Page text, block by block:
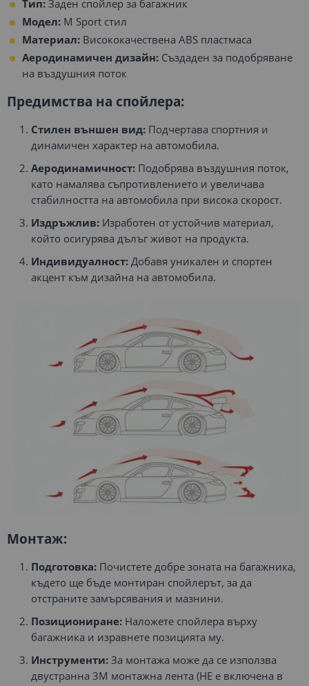
Тип: Заден спойлер за багажник
Модел: M Sport стил
Материал: Висококачествена ABS пластмаса
Аеродинамичен дизайн: Създаден за подобряване
на въздушния поток
Предимства на спойлера:
Стилен външен вид: Подчертава спортния и
динамичен характер на автомобила.
Аеродинамичност: Подобрява въздушния поток,
като намалява съпротивлението и увеличава
стабилността на автомобила при висока скорост.
Издръжлив: Изработен от устойчив материал,
който осигурява дълъг живот на продукта.
Индивидуалност: Добавя уникален и спортен
акцент към дизайна на автомобила.
Монтаж:
Подготовка: Почистете добре зоната на багажника,
където ще бъде монтиран спойлерът, за да
отстраните замърсявания и мазнини.
Позициониране: Наложете спойлера върху
багажника и изравнете позицията му.
Инструменти: За монтажа може да се използва
двустранна 3M монтажна лента (НЕ е включена в